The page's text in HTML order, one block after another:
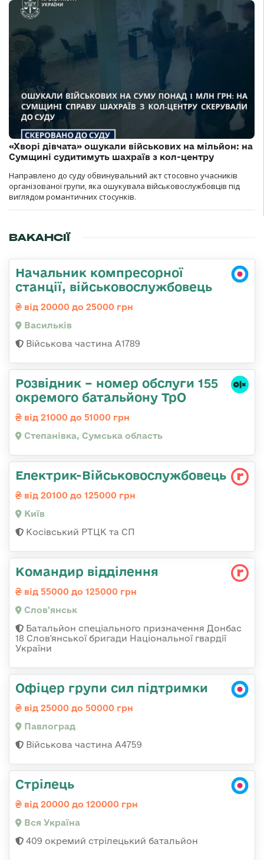
«Хворі дівчата» ошукали військових на мільйон: на
Сумщині судитимуть шахраїв з кол-центру
Направлено до суду обвинувальний акт стосовно учасників
організованої групи, яка ошукувала військовослужбовців під
виглядом романтичних стосунків.
ВАКАНСІЇ
Начальник компресорної
станції, військовослужбовець
від 20000 до 25000 грн
Васильків
Військова частина А1789
Розвідник – номер обслуги 155
окремого батальйону ТрО
від 21000 до 51000 грн
Степанівка, Сумська область
Електрик-Військовослужбовець
від 20100 до 125000 грн
Київ
Косівський РТЦК та СП
Командир відділення
від 55000 до 125000 грн
Слов'янськ
Батальйон спеціального призначення Донбас
18 Слов'янської бригади Національної гвардії
України
Офіцер групи сил підтримки
від 25000 до 50000 грн
Павлоград
Військова частина А4759
Стрілець
від 20000 до 120000 грн
Вся Україна
409 окремий стрілецький батальйон